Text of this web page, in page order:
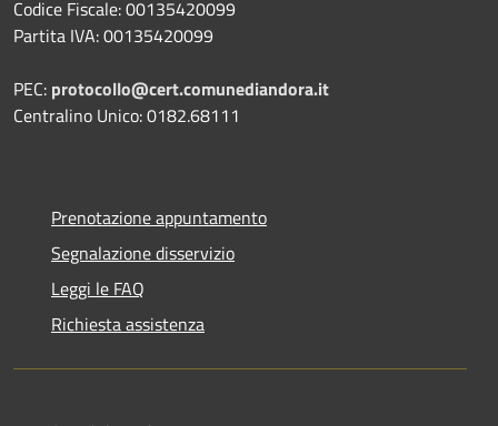
Codice Fiscale: 00135420099
Partita IVA: 00135420099
PEC: protocollo@cert.comunediandora.it
Centralino Unico: 0182.68111
Prenotazione appuntamento
Segnalazione disservizio
Leggi le FAQ
Richiesta assistenza